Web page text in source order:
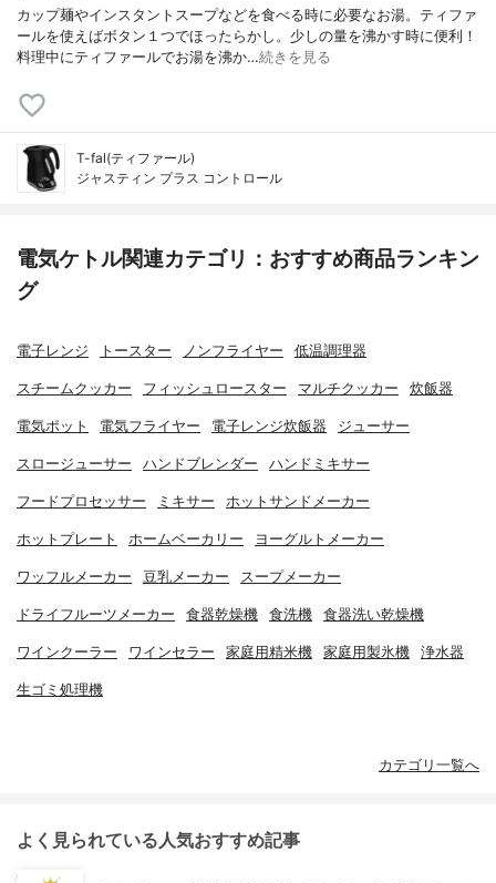
カップ麺やインスタントスープなどを食べる時に必要なお湯。ティファ
ールを使えばボタン１つでほったらかし。少しの量を沸かす時に便利！
料理中にティファールでお湯を沸か…続きを見る
T-fal(ティファール)
ジャスティン プラス コントロール
電気ケトル関連カテゴリ：おすすめ商品ランキン
グ
電子レンジ トースター ノンフライヤー 低温調理器
スチームクッカー フィッシュロースター マルチクッカー 炊飯器
電気ポット 電気フライヤー 電子レンジ炊飯器 ジューサー
スロージューサー ハンドブレンダー ハンドミキサー
フードプロセッサー ミキサー ホットサンドメーカー
ホットプレート ホームベーカリー ヨーグルトメーカー
ワッフルメーカー 豆乳メーカー スープメーカー
ドライフルーツメーカー 食器乾燥機 食洗機 食器洗い乾燥機
ワインクーラー ワインセラー 家庭用精米機 家庭用製氷機 浄水器
生ゴミ処理機
カテゴリ一覧へ
よく見られている人気おすすめ記事